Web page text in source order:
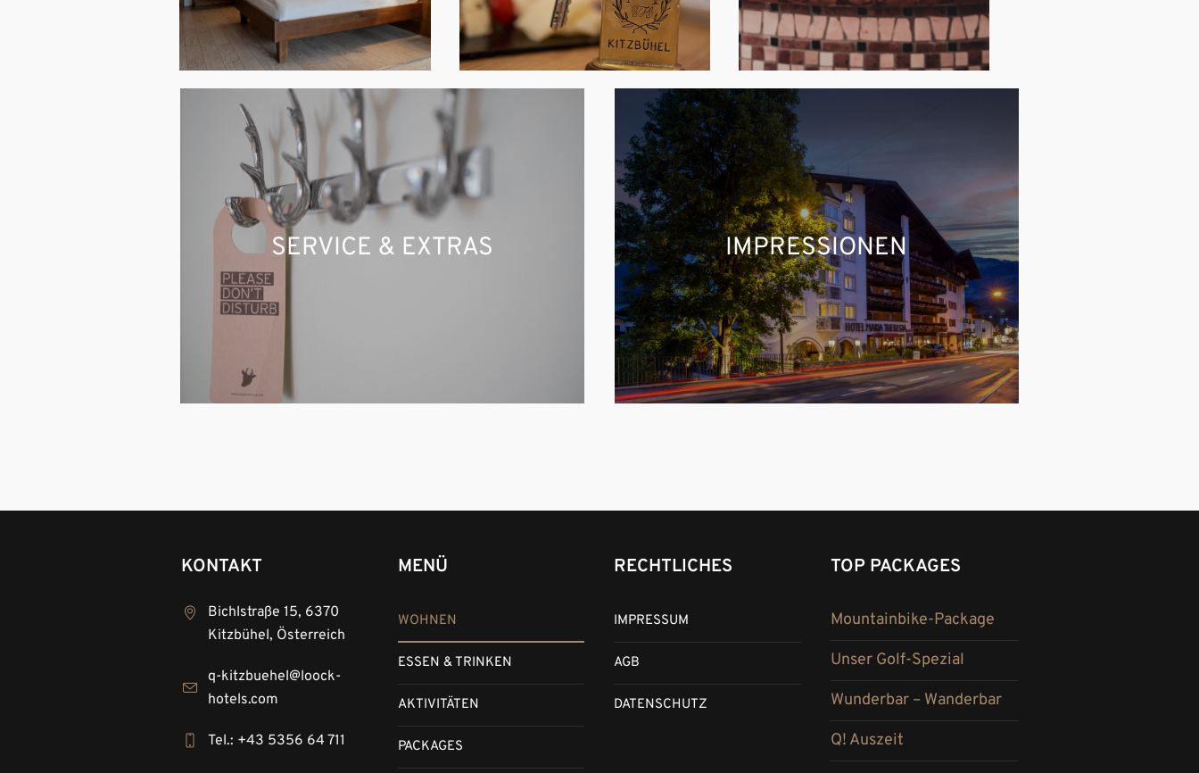
SERVICE & EXTRAS IMPRESSIONEN
KONTAKT
Bichlstraße 15, 6370
Kitzbühel, Österreich
q-kitzbuehel@loock-
hotels.com
Tel.: +43 5356 64 711
MENÜ
WOHNEN
ESSEN & TRINKEN
AKTIVITÄTEN
PACKAGES
RECHTLICHES
IMPRESSUM
AGB
DATENSCHUTZ
TOP PACKAGES
Mountainbike-Package
Unser Golf-Spezial
Wunderbar – Wanderbar
Q! Auszeit